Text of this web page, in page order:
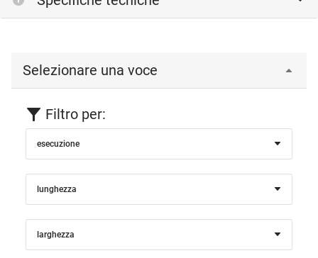
Selezionare una voce
Filtro per:
esecuzione
lunghezza
larghezza